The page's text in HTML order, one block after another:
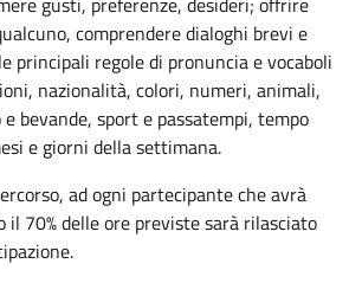
comprendere dialoghi brevi e
principali regole di pronuncia e vocaboli
nazionalità, colori, numeri, animali,
bevande, sport e passatempi, tempo
e giorni della settimana.
ad ogni partecipante che avrà
70% delle ore previste sarà rilasciato